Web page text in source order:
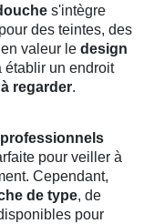
s'intègre
des teintes, des
valeur le design
établir un endroit
regarder.
professionnels
pour veiller à
Cependant,
de type, de
pour